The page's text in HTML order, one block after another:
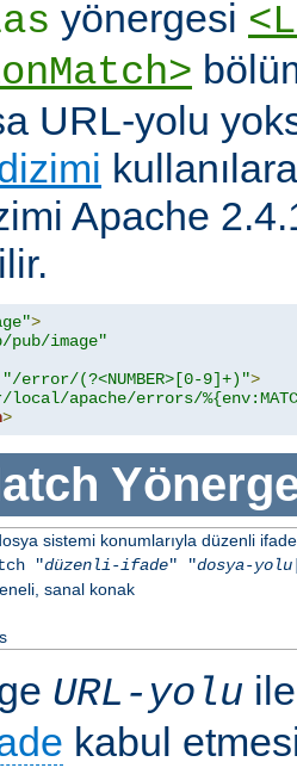
yönergesi
URL-yolu
Apache
>
image"
"/error/(?<NUMBER>[0-9]+)">
apache/errors/
>
sistemi konumlarıyla düzenli
"düzenli-ifade" "dosya-yolu
sanal konak
URL-yolu
kabul